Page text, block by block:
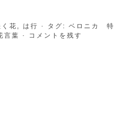
花 ,は行 · タグ:ベロニカ 特
言葉 · コメントを残す